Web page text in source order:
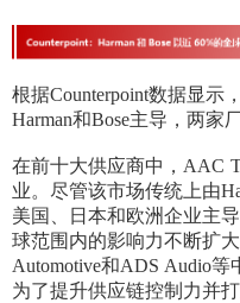
根据Counterpoint数据显示
Harman和Bose主导，两家
在前十大供应商中，AAC
业。尽管该市场传统上由
美国、日本和欧洲企业主
球范围内的影响力不断扩
Automotive和ADS Audio等
为了提升供应链控制力并